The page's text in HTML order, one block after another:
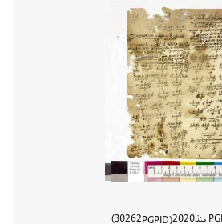
2020
PGPID
30262